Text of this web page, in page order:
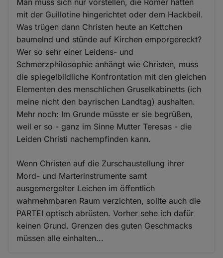
Man muss sich nur vorstellen, die Römer hätten
mit der Guillotine hingerichtet oder dem Hackbeil.
Was trügen dann Christen heute an Kettchen
baumelnd und stünde auf Kirchen emporgereckt?
Wer so sehr einer Leidens- und
Schmerzphilosophie anhängt wie Christen, muss
die spiegelbildliche Konfrontation mit den gleichen
Elementen des menschlichen Gruselkabinetts (ich
meine nicht den bayrischen Landtag) aushalten.
Mehr noch: Im Grunde müsste er sie begrüßen,
weil er so - ganz im Sinne Mutter Teresas - die
Leiden Christi nachempfinden kann.
Wenn Christen auf die Zurschaustellung ihrer
Mord- und Marterinstrumente samt
ausgemergelter Leichen im öffentlich
wahrnehmbaren Raum verzichten, sollte auch die
PARTEI optisch abrüsten. Vorher sehe ich dafür
keinen Grund. Grenzen des guten Geschmacks
müssen alle einhalten...